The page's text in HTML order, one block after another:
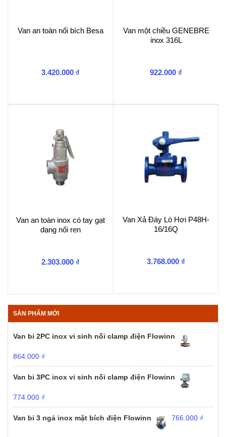
Van an toàn nối bích Besa
3.420.000 ₫
Van một chiều GENEBRE
inox 316L
922.000 ₫
Van an toàn inox có tay gạt
dạng nối ren
2.303.000 ₫
Van Xả Đáy Lò Hơi P48H-
16/16Q
3.768.000 ₫
SẢN PHẨM MỚI
Van bi 2PC inox vi sinh nối clamp điện Flowinn
864.000 ₫
Van bi 3PC inox vi sinh nối clamp điện Flowinn
774.000 ₫
Van bi 3 ngả inox mặt bích điện Flowinn 766.000 ₫